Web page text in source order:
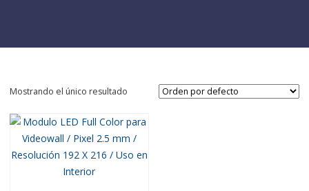
Mostrando el único resultado